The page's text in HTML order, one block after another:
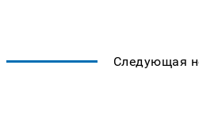
Следующая